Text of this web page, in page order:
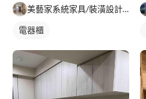
美藝家系統家具/裝潢設計/統包服務
電器櫃